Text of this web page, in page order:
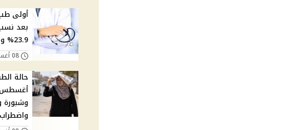
أولى
بعد
23.9% و51%
08 أغسطس, 2026 06:16 م
وشبورة